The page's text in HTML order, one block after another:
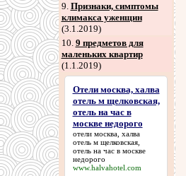
9. Признаки, симптомы
климакса уженщин
(3.1.2019)
10. 9 предметов для
маленьких квартир
(1.1.2019)
Отели москва, халва
отель м щелковская,
отель на час в
москве недорого
отели москва, халва
отель м щелковская,
отель на час в москве
недорого
www.halvahotel.com